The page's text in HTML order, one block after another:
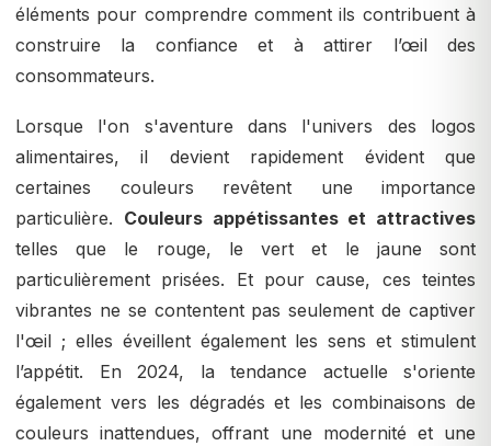
éléments pour comprendre comment ils contribuent à
construire la confiance et à attirer l’œil des
consommateurs.
Lorsque l'on s'aventure dans l'univers des logos
alimentaires, il devient rapidement évident que
certaines couleurs revêtent une importance
particulière. Couleurs appétissantes et attractives
telles que le rouge, le vert et le jaune sont
particulièrement prisées. Et pour cause, ces teintes
vibrantes ne se contentent pas seulement de captiver
l'œil ; elles éveillent également les sens et stimulent
l’appétit. En 2024, la tendance actuelle s'oriente
également vers les dégradés et les combinaisons de
couleurs inattendues, offrant une modernité et une